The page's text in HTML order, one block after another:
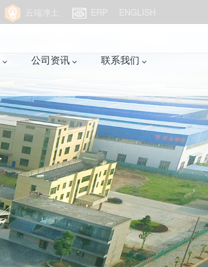
云端净土 ERP ENGLISH
公司资讯 联系我们